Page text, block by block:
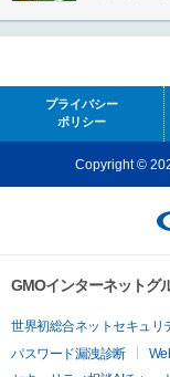
プライバシー
ポリシー
Copyright ©
GMOインターネットグ
世界初総合ネットセキュリ
パスワード漏洩診断